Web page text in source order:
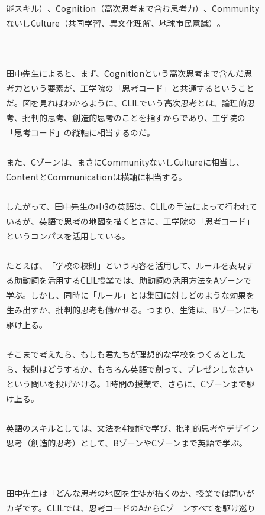
能スキル）、Cognition（高次思考まで含む思考力）、Community
ないしCulture（共同学習、異文化理解、地球市民意識）。
田中先生によると、まず、Cognitionという高次思考まで含んだ思
考力という要素が、工学院の「思考コード」と共通するということ
だ。図を見ればわかるように、CLILでいう高次思考とは、論理的思
考、批判的思考、創造的思考のことを指すからであり、工学院の
「思考コード」の縦軸に相当するのだ。
また、Cゾーンは、まさにCommunityないしCultureに相当し、
ContentとCommunicationは横軸に相当する。
したがって、田中先生の中3の英語は、CLILの手法によって行われて
いるが、英語で思考の地図を描くときに、工学院の「思考コード」
というコンパスを活用している。
たとえば、「学校の校則」という内容を活用して、ルールを表現す
る助動詞を活用するCLIL授業では、助動詞の活用方法をAゾーンで
学ぶ。しかし、同時に「ルール」とは集団に対しどのような効果を
生み出すか、批判的思考も働かせる。つまり、生徒は、Bゾーンにも
駆け上る。
そこまで考えたら、もしも君たちが理想的な学校をつくるとした
ら、校則はどうするか、もちろん英語で創って、プレゼンしなさい
という問いを投げかける。1時間の授業で、さらに、Cゾーンまで駆
け上る。
英語のスキルとしては、文法を4技能で学び、批判的思考やデザイン
思考（創造的思考）として、BゾーンやCゾーンまで英語で学ぶ。
田中先生は「どんな思考の地図を生徒が描くのか、授業では問いが
カギです。CLILでは、思考コードのAからCゾ－ンすべてを駆け巡り